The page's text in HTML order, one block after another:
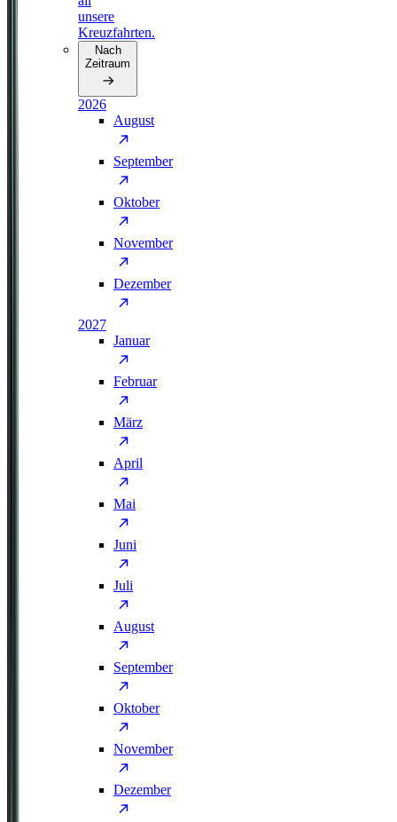
unsere
Kreuzfahrten.
Nach
Zeitraum
2026
August
September
Oktober
November
Dezember
2027
Januar
Februar
März
April
Mai
Juni
Juli
August
September
Oktober
November
Dezember